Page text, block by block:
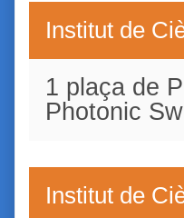
Institut de
1 plaça de
Photonic
Institut de